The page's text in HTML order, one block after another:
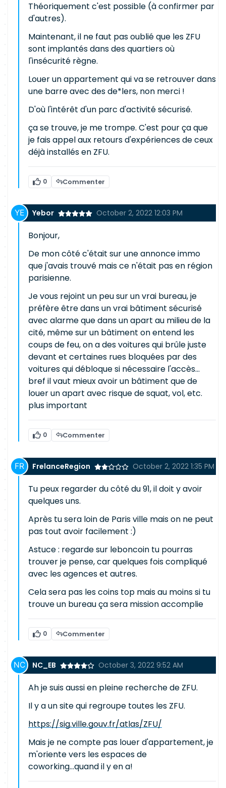
Théoriquement c'est possible (à confirmer par
d'autres).
Maintenant, il ne faut pas oublié que les ZFU
sont implantés dans des quartiers où
l'insécurité règne.
Louer un appartement qui va se retrouver dans
une barre avec des de*lers, non merci !
D'où l'intérêt d'un parc d'activité sécurisé.
ça se trouve, je me trompe. C'est pour ça que
je fais appel aux retours d'expériences de ceux
déjà installés en ZFU.
0 Commenter
Yebor October 2, 2022 12:03 PM
Bonjour,
De mon côté c'était sur une annonce immo
que j'avais trouvé mais ce n'était pas en région
parisienne.
Je vous rejoint un peu sur un vrai bureau, je
préfère être dans un vrai bâtiment sécurisé
avec alarme que dans un apart au milieu de la
cité, même sur un bâtiment on entend les
coups de feu, on a des voitures qui brûle juste
devant et certaines rues bloquées par des
voitures qui débloque si nécessaire l'accès...
bref il vaut mieux avoir un bâtiment que de
louer un apart avec risque de squat, vol, etc.
plus important
0 Commenter
FrelanceRegion October 2, 2022 1:35 PM
Tu peux regarder du côté du 91, il doit y avoir
quelques uns.
Après tu sera loin de Paris ville mais on ne peut
pas tout avoir facilement :)
Astuce : regarde sur leboncoin tu pourras
trouver je pense, car quelques fois compliqué
avec les agences et autres.
Cela sera pas les coins top mais au moins si tu
trouve un bureau ça sera mission accomplie
0 Commenter
NC_EB October 3, 2022 9:52 AM
Ah je suis aussi en pleine recherche de ZFU.
Il y a un site qui regroupe toutes les ZFU.
https://sig.ville.gouv.fr/atlas/ZFU/
Mais je ne compte pas louer d'appartement, je
m'oriente vers les espaces de
coworking...quand il y en a!